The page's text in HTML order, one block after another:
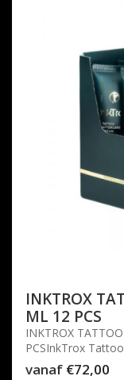
INKTROX
ML 12 PCS
INKTROX
PCSInkTrox
vanaf €72,00